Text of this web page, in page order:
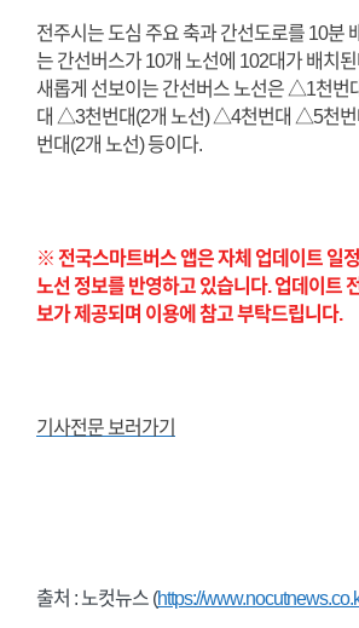
전주시는 도심 주요 축과 간선도로를 10분
는 간선버스가 10개 노선에 102대가 배치
새롭게 선보이는 간선버스 노선은 △1천번
대 △3천번대(2개 노선) △4천번대 △5천
번대(2개 노선) 등이다.
※ 전국스마트버스 앱은 자체 업데이트 일
노선 정보를 반영하고 있습니다. 업데이트
보가 제공되며 이용에 참고 부탁드립니다.
기사전문 보러가기
출처 : 노컷뉴스 (https://